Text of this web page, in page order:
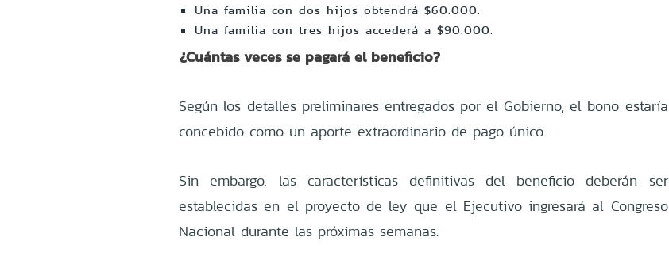
Una familia con dos hijos obtendrá $60.000.
Una familia con tres hijos accederá a $90.000.
¿Cuántas veces se pagará el beneficio?
Según los detalles preliminares entregados por el Gobierno, el bono estaría
concebido como un aporte extraordinario de pago único.
Sin embargo, las características definitivas del beneficio deberán ser
establecidas en el proyecto de ley que el Ejecutivo ingresará al Congreso
Nacional durante las próximas semanas.